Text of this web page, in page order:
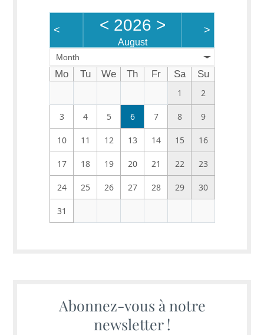
< < 2026 >
August
>
Month
Mo Tu We Th Fr Sa
Su
1
2
3 4 5 6 7 8 9
10 11 12 13 14 15 16
17 18 19 20 21 22 23
24 25 26 27 28 29 30
31
Abonnez-vous à notre
newsletter !